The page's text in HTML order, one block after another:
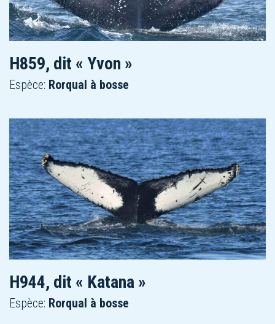
H859, dit « Yvon »
Espèce: Rorqual à bosse
H944, dit « Katana »
Espèce: Rorqual à bosse